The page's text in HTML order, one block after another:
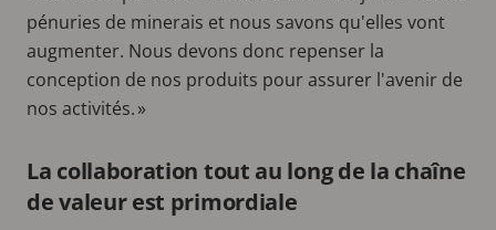
pénuries de minerais et nous savons qu'elles vont
augmenter. Nous devons donc repenser la
conception de nos produits pour assurer l'avenir de
nos activités. »
La collaboration tout au long de la chaîne
de valeur est primordiale